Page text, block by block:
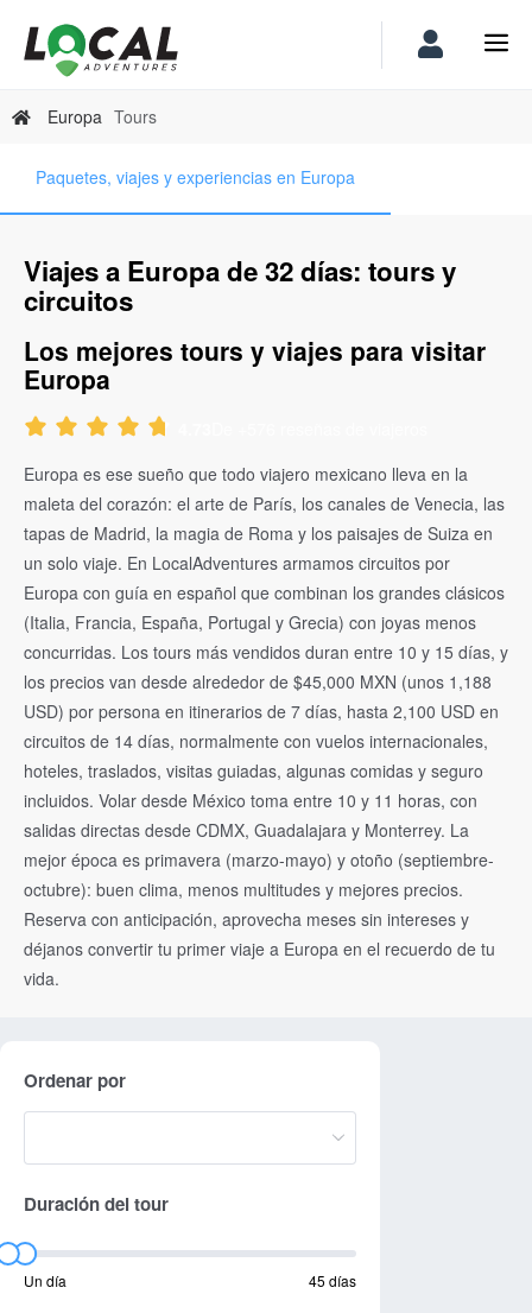
Europa Tours
Paquetes, viajes y experiencias en Europa
Viajes a Europa de 32 días: tours y
circuitos
Los mejores tours y viajes para visitar
Europa
Europa es ese sueño que todo viajero mexicano lleva en la
maleta del corazón: el arte de París, los canales de Venecia, las
tapas de Madrid, la magia de Roma y los paisajes de Suiza en
un solo viaje. En LocalAdventures armamos circuitos por
Europa con guía en español que combinan los grandes clásicos
(Italia, Francia, España, Portugal y Grecia) con joyas menos
concurridas. Los tours más vendidos duran entre 10 y 15 días, y
los precios van desde alrededor de $45,000 MXN (unos 1,188
USD) por persona en itinerarios de 7 días, hasta 2,100 USD en
circuitos de 14 días, normalmente con vuelos internacionales,
hoteles, traslados, visitas guiadas, algunas comidas y seguro
incluidos. Volar desde México toma entre 10 y 11 horas, con
salidas directas desde CDMX, Guadalajara y Monterrey. La
mejor época es primavera (marzo-mayo) y otoño (septiembre-
octubre): buen clima, menos multitudes y mejores precios.
Reserva con anticipación, aprovecha meses sin intereses y
déjanos convertir tu primer viaje a Europa en el recuerdo de tu
vida.
Ordenar por
Duración del tour
Un día 45 días